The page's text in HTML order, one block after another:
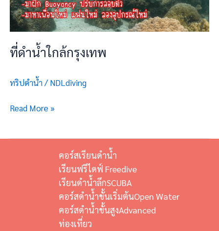
ที่ดำน้ำใกล้กรุงเทพ
ทริปดำน้ำ/NDLdiving
Read More »
คอร์สเรียนดำน้ำ
เรียนฟรีไดฟ์ Freedive
เรียนดำน้ำลึกSCUBA
คอร์สดำน้ำขั้นเริ่มต้นOpen Water
คอร์สดำน้ำขั้นสูงAdvanced
ท่องเที่ยว